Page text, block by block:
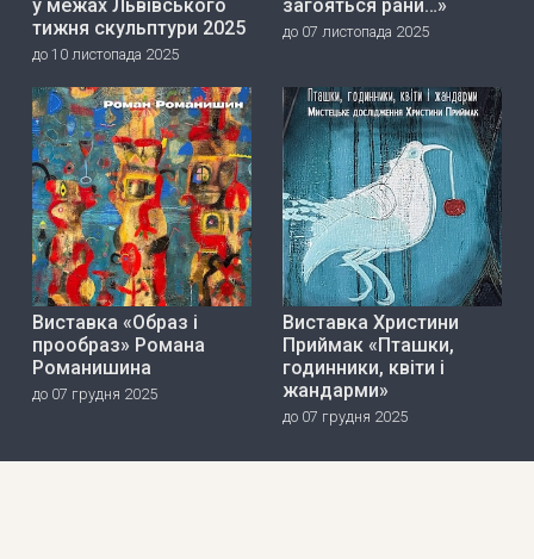
у межах Львівського
тижня скульптури 2025
до 10 листопада 2025
загояться рани…»
до 07 листопада 2025
Виставка «Образ і
прообраз» Романа
Романишина
до 07 грудня 2025
Виставка Христини
Приймак «Пташки,
годинники, квіти і
жандарми»
до 07 грудня 2025